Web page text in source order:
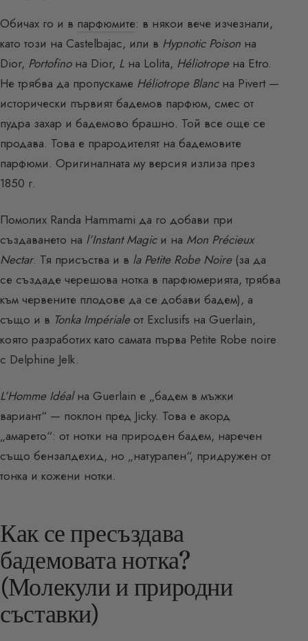
Обичах го и в парфюмите: в някои вече изчезнали,
като този на Castelbajac, или в Hypnotic Poison на
Dior, Portofinoна Dior, L на Lolita, Héliotropeна Etro.
Не трябва да пропускаме Héliotrope Blancна Pivert —
исторически първият бадемов парфюм, смес от
пудра захар и бадемово брашно. Той все още се
продава. Това е прародителят на бадемовите
парфюми. Оригиналната му версия излиза през
1850 г.
Помолих Randa Hammami да го добави при
създаването на l’Instant Magicи на Mon Précieux
Nectar. Тя присъства и в la Petite Robe Noire(за да
се създаде черешова нотка в парфюмерията, трябва
към червените плодове да се добави бадем), а
също и в Tonka Impérialeот Exclusifs на Guerlain,
която разработих като самата първа Petite Robe noire
с Delphine Jelk.
L’Homme Idéalна Guerlain е „бадем в мъжки
вариант“ — поклон пред Jicky. Това е акорд
„амарето“: от нотки на природен бадем, наречен
също бензалдехид, но „натурален“, придружен от
тонка и кожени нотки.
Как се пресъздава
бадемовата нотка?
(Молекули и природни
съставки)